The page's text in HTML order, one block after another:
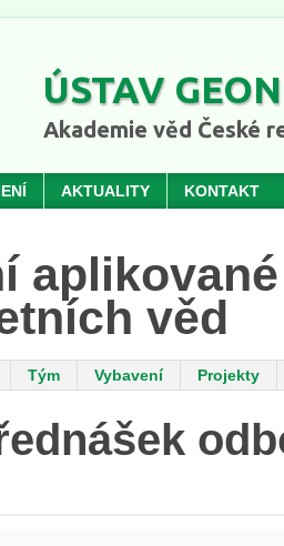
ÚSTAV
Akademie věd České
AKTUALITY KONTAKT
věd
Tým Vybavení Projekty